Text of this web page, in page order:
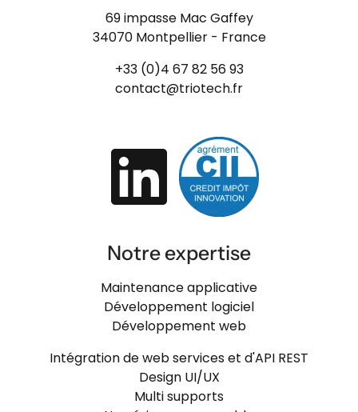
69 impasse Mac Gaffey
34070 Montpellier - France
+33 (0)4 67 82 56 93
contact@triotech.fr
Notre expertise
Maintenance applicative
Développement logiciel
Développement web
Intégration de web services et d'API REST
Design UI/UX
Multi supports